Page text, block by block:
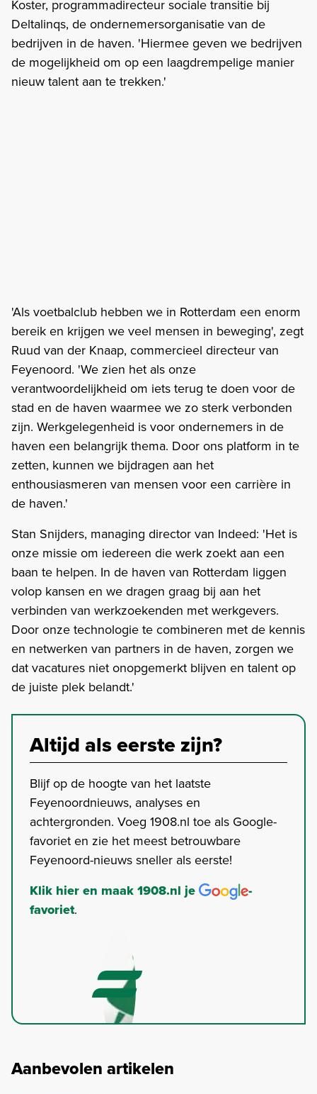
Koster, programmadirecteur sociale transitie bij
Deltalinqs, de ondernemersorganisatie van de
bedrijven in de haven. 'Hiermee geven we bedrijven
de mogelijkheid om op een laagdrempelige manier
nieuw talent aan te trekken.'
'Als voetbalclub hebben we in Rotterdam een enorm
bereik en krijgen we veel mensen in beweging', zegt
Ruud van der Knaap, commercieel directeur van
Feyenoord. 'We zien het als onze
verantwoordelijkheid om iets terug te doen voor de
stad en de haven waarmee we zo sterk verbonden
zijn. Werkgelegenheid is voor ondernemers in de
haven een belangrijk thema. Door ons platform in te
zetten, kunnen we bijdragen aan het
enthousiasmeren van mensen voor een carrière in
de haven.'
Stan Snijders, managing director van Indeed: 'Het is
onze missie om iedereen die werk zoekt aan een
baan te helpen. In de haven van Rotterdam liggen
volop kansen en we dragen graag bij aan het
verbinden van werkzoekenden met werkgevers.
Door onze technologie te combineren met de kennis
en netwerken van partners in de haven, zorgen we
dat vacatures niet onopgemerkt blijven en talent op
de juiste plek belandt.'
Altijd als eerste zijn?
Blijf op de hoogte van het laatste
Feyenoordnieuws, analyses en
achtergronden. Voeg 1908.nl toe als Google-
favoriet en zie het meest betrouwbare
Feyenoord-nieuws sneller als eerste!
Klik hier en maak 1908.nl je
-
favoriet.
Aanbevolen artikelen